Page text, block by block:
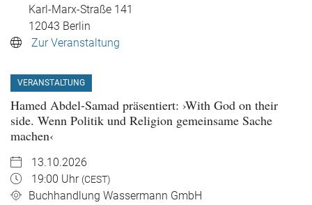
Karl-Marx-Straße 141
12043 Berlin
Zur Veranstaltung
VERANSTALTUNG
Hamed Abdel-Samad präsentiert: ›With God on their
side. Wenn Politik und Religion gemeinsame Sache
machen‹
13.10.2026
19:00 Uhr (CEST)
Buchhandlung Wassermann GmbH